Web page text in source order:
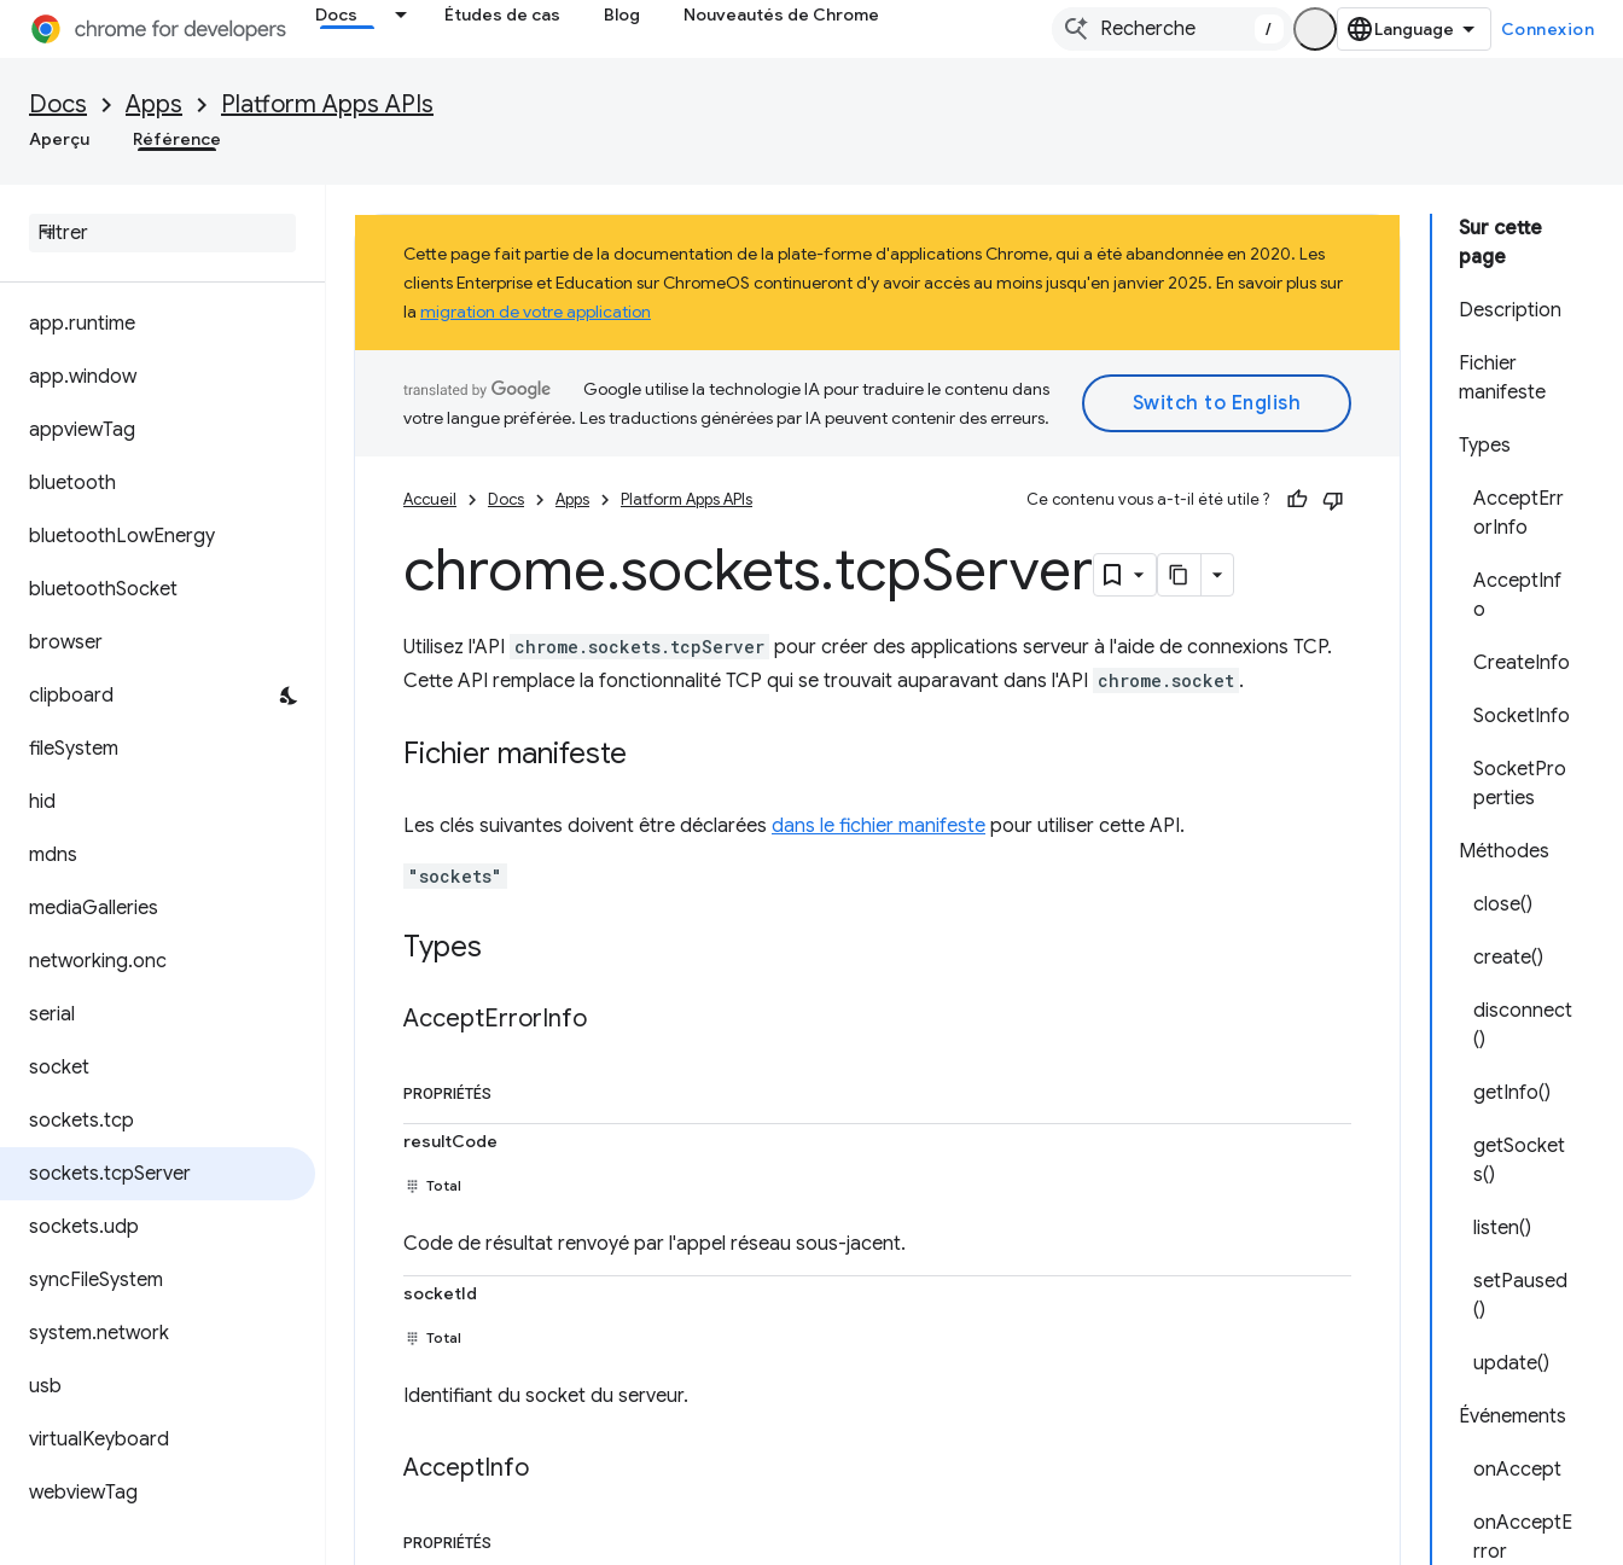
Docs Études de cas Blog Nouveautés de Chrome
/ Connexion
Docs Apps Platform Apps APIs
Aperçu Référence
app.runtime
app.window
appviewTag
bluetooth
bluetoothLowEnergy
bluetoothSocket
browser
clipboard
fileSystem
hid
mdns
mediaGalleries
networking.onc
serial
socket
sockets.tcp
sockets.tcpServer
sockets.udp
syncFileSystem
system.network
usb
virtualKeyboard
webviewTag
Sur cette
page
Description
Fichier
manifeste
Types
AcceptErr
orInfo
AcceptInf
o
CreateInfo
SocketInfo
SocketPro
perties
Méthodes
close()
create()
disconnect
()
getInfo()
getSocket
s()
listen()
setPaused
()
update()
Événements
onAccept
onAcceptE
rror
Cette page fait partie de la documentation de la plate-forme d'applications Chrome, qui a été abandonnée en 2020. Les
clients Enterprise et Education sur ChromeOS continueront d'y avoir accès au moins jusqu'en janvier 2025. En savoir plus sur
la migration de votre application
Google utilise la technologie IA pour traduire le contenu dans
votre langue préférée. Les traductions générées par IA peuvent contenir des erreurs.
Accueil Docs Apps Platform Apps APIs Ce contenu vous a-t-il été utile ?
chrome.sockets.tcpServer
Utilisez l'API chrome.sockets.tcpServer pour créer des applications serveur à l'aide de connexions TCP.
Cette API remplace la fonctionnalité TCP qui se trouvait auparavant dans l'API chrome.socket .
Fichier manifeste
Les clés suivantes doivent être déclarées dans le fichier manifeste pour utiliser cette API.
"sockets"
Types
AcceptErrorInfo
PROPRIÉTÉS
resultCode
Total
Code de résultat renvoyé par l'appel réseau sous-jacent.
socketId
Total
Identifiant du socket du serveur.
AcceptInfo
PROPRIÉTÉS